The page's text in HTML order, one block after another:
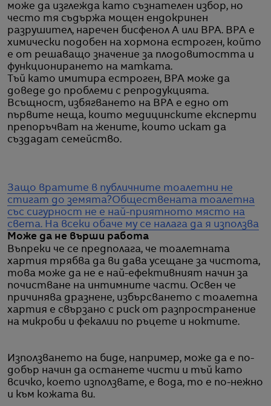
може да изглежда като съзнателен избор, но
често тя съдържа мощен ендокринен
разрушител, наречен бисфенол А или BPA. BPA е
химически подобен на хормона естроген, който
е от решаващо значение за плодовитостта и
функционирането на матката.
Тъй като имитира естроген, BPA може да
доведе до проблеми с репродукцията.
Всъщност, избягването на BPA е едно от
първите неща, които медицинските експерти
препоръчват на жените, които искат да
създадат семейство.
Защо вратите в публичните тоалетни не
стигат до земята?Обществената тоалетна
със сигурност не е най-приятното място на
света. На всеки обаче му се налага да я използва
Може да не върши работа
Въпреки че се предполага, че тоалетната
хартия трябва да ви дава усещане за чистота,
това може да не е най-ефективният начин за
почистване на интимните части. Освен че
причинява дразнене, избърсването с тоалетна
хартия е свързано с риск от разпространение
на микроби и фекалии по ръцете и ноктите.
Използването на биде, например, може да е по-
добър начин да останете чисти и тъй като
всичко, което използвате, е вода, то е по-нежно
и към кожата ви.